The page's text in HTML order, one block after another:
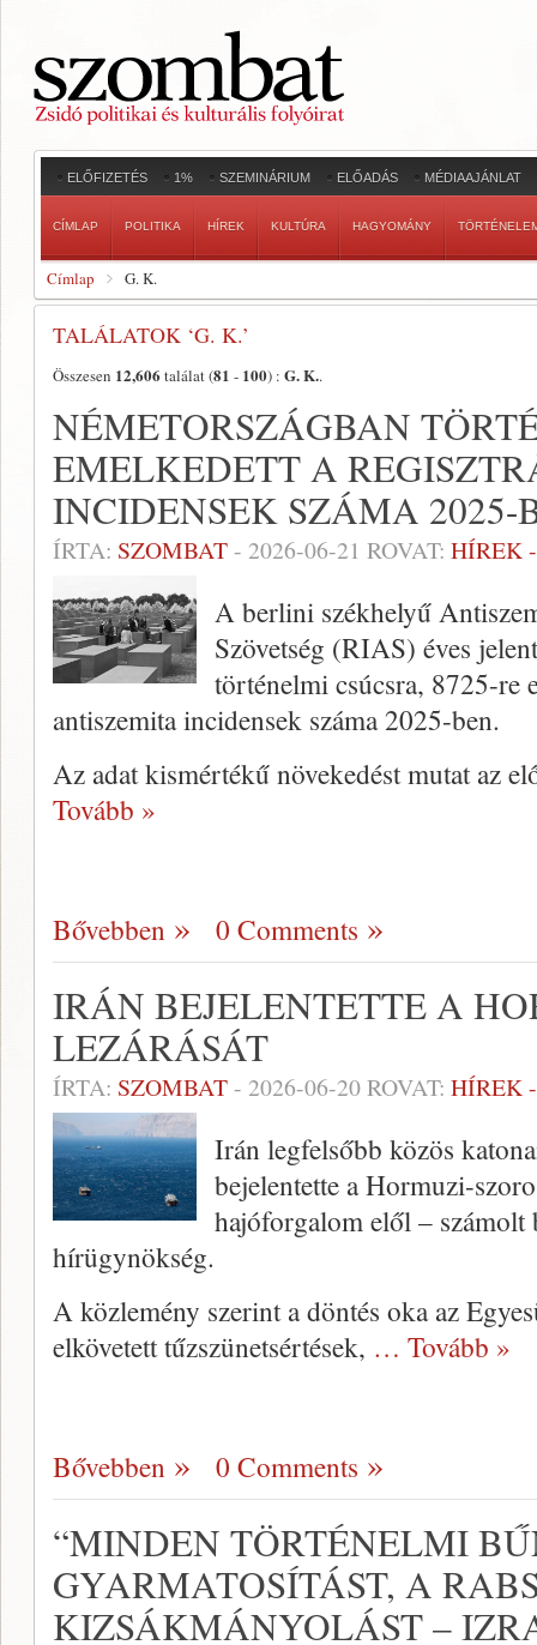
ELŐFIZETÉS 1% SZEMINÁRIUM ELŐADÁS MÉDIAAJÁNLAT
CÍMLAP POLITIKA HÍREK KULTÚRA HAGYOMÁNY
Címlap G. K.
TALÁLATOK ‘G. K.’
Összesen 12,606 találat (81 - 100) : G. K..
NÉMETORSZÁGBAN
EMELKEDETT A
INCIDENSEK SZÁMA 2025-
ÍRTA: SZOMBAT- 2026-06-21 ROVAT: HÍREK
A berlini székhelyű
Szövetség (RIAS) éves
történelmi csúcsra, 8725-re
antiszemita incidensek száma 2025-ben.
Az adat kismértékű növekedést mutat az
Tovább »
Bővebben 0 Comments
IRÁN BEJELENTETTE A
LEZÁRÁSÁT
ÍRTA: SZOMBAT- 2026-06-20ROVAT: HÍREK
Irán legfelsőbb közös
bejelentette a Hormuzi-
hajóforgalom elől –
hírügynökség.
A közlemény szerint a döntés oka az
elkövetett tűzszünetsértések, … Tovább »
Bővebben 0 Comments
“MINDEN TÖRTÉNELMI
GYARMATOSÍTÁST, A
KIZSÁKMÁNYOLÁST –